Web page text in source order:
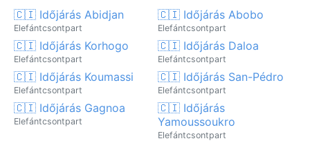
🇨🇮 Időjárás Abidjan
Elefántcsontpart
🇨🇮 Időjárás Abobo
Elefántcsontpart
🇨🇮 Időjárás Korhogo
Elefántcsontpart
🇨🇮 Időjárás Daloa
Elefántcsontpart
🇨🇮 Időjárás Koumassi
Elefántcsontpart
🇨🇮 Időjárás San-Pédro
Elefántcsontpart
🇨🇮 Időjárás Gagnoa
Elefántcsontpart
🇨🇮 Időjárás
Yamoussoukro
Elefántcsontpart